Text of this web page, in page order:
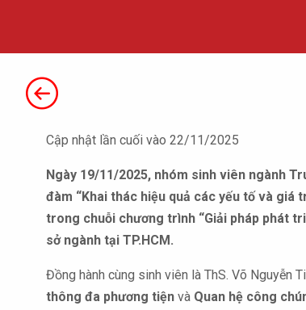
Cập nhật lần cuối vào 22/11/2025
Ngày 19/11/2025, nhóm sinh viên ngành
đàm “Khai thác hiệu quả các yếu tố và
trong chuỗi chương trình “Giải pháp phát
sở ngành tại TP.HCM.
Đồng hành cùng sinh viên là ThS. Võ Nguyễn
thông đa phương tiện và Quan hệ công